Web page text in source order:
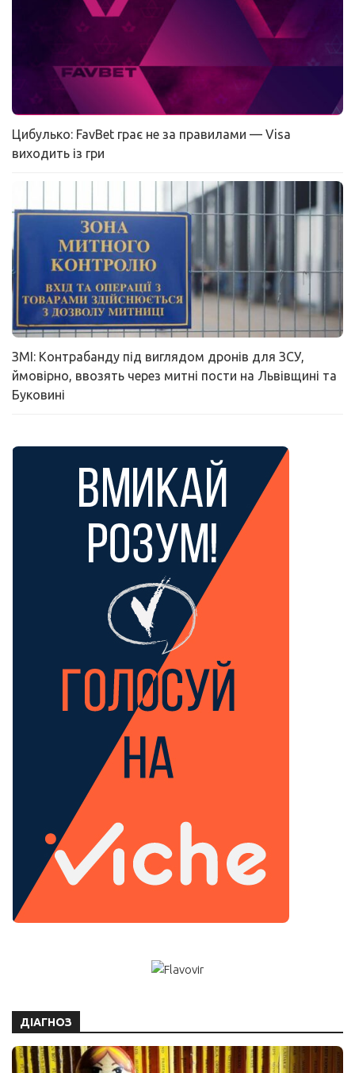
Цибулько: FavBet грає не за правилами — Visa
виходить із гри
ЗМІ: Контрабанду під виглядом дронів для ЗСУ,
ймовірно, ввозять через митні пости на Львівщині та
Буковині
ДІАГНОЗ